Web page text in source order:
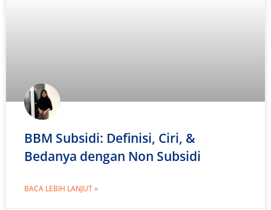
BBM Subsidi: Definisi, Ciri, &
Bedanya dengan Non Subsidi
BACA LEBIH LANJUT »